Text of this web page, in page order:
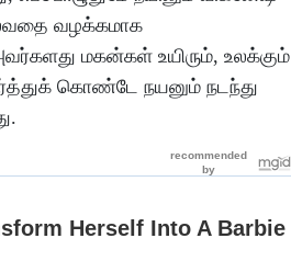
வழக்கமாக
மகன்கள் உயிரும், உலக்கும்
கொண்டே நயனும் நடந்து